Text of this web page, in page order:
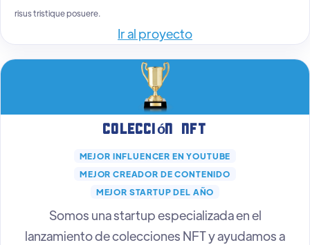
risus tristique posuere.
Ir al proyecto
Colección NFT
MEJOR INFLUENCER EN YOUTUBE
MEJOR CREADOR DE CONTENIDO
MEJOR STARTUP DEL AÑO
Somos una startup especializada en el
lanzamiento de colecciones NFT y ayudamos a